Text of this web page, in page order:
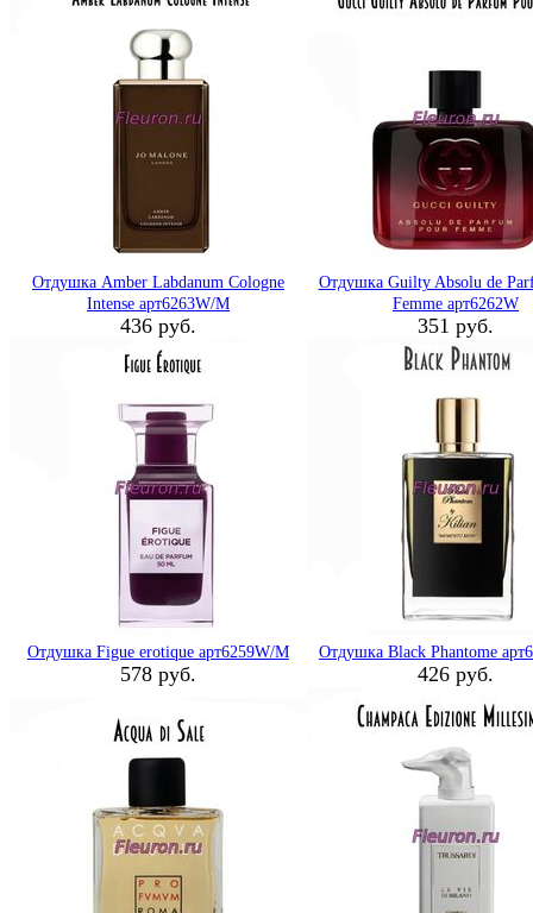
Отдушка Amber Labdanum Cologne
Intense арт6263W/M
436 руб.
Отдушка Guilty Absolu de
Femme арт6262W
351 руб.
Отдушка Figue erotique арт6259W/M
578 руб.
Отдушка Black Phantome
426 руб.